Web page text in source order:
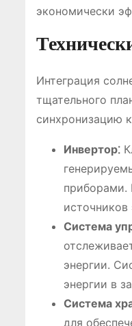
экономически
Интеграция
тщательного
синхронизацию
Инвертор⁚
приборами.
источников
Система
энергии.
энергии в
Система
для